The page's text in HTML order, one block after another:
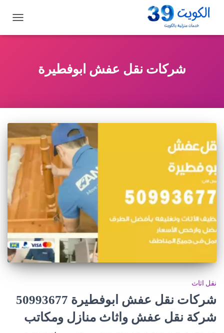
التنقل
شركات نقل عفش ابوفطيرة
نقل اثاث
شركات نقل عفش ابوفطيرة 50993677
شركة نقل عفش واثاث منازل ومكاتب